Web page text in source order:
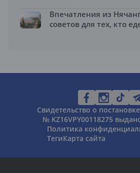
Впечатления из
советов для тех, кто
Свидетельство о
№ KZ16VPY00118275
Политика
ТегиКарта сайта